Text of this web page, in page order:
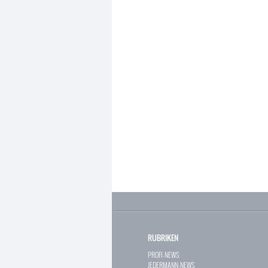
RUBRIKEN
PROFI-NEWS
JEDERMANN-NEWS